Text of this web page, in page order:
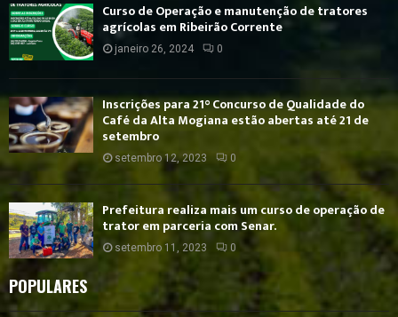
Curso de Operação e manutenção de tratores
agrícolas em Ribeirão Corrente
janeiro 26, 2024 0
Inscrições para 21° Concurso de Qualidade do
Café da Alta Mogiana estão abertas até 21 de
setembro
setembro 12, 2023 0
Prefeitura realiza mais um curso de operação de
trator em parceria com Senar.
setembro 11, 2023 0
POPULARES